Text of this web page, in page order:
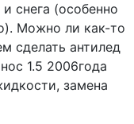
снега (особенно
Можно ли как-то
сделать антилед
1.5 2006года
замена